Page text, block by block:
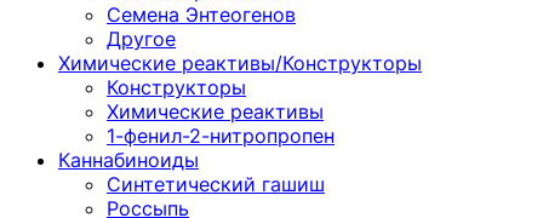
Семена Энтеогенов
Другое
Химические реактивы/Конструкторы
Конструкторы
Химические реактивы
1-фенил-2-нитропропен
Каннабиноиды
Синтетический гашиш
Россыпь